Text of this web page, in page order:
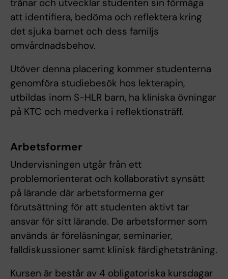
tränar och utvecklar studenten sin förmåga
att identifiera, bedöma och reflektera kring
det sjuka barnet och dess familjs
omvårdnadsbehov.
Utöver denna placering kommer studenterna
genomföra studiebesök hos lekterapin,
utbildas inom S-HLR barn, ha kliniska övningar
på KTC och medverka i reflektionsträff.
Arbetsformer
Undervisningen utgår från ett
problemorienterat och kollaborativt synsätt
på lärande där arbetsformerna ger
förutsättning för att studenten aktivt tar
ansvar för sitt lärande. De arbetsformer som
används är föreläsningar, seminarier,
falldiskussioner samt klinisk färdighetsträning.
Kursen är består av 4 obligatoriska kursdagar